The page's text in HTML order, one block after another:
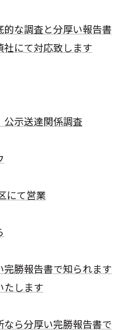
な調査と分厚い報告書
社にて対応致します
公示送達関係調査
にて営業
勝報告書で知られます
たします
ら分厚い完勝報告書で